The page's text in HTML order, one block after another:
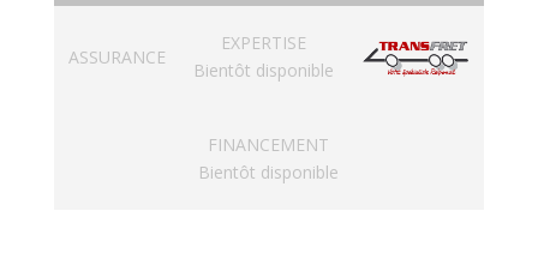
ASSURANCE
EXPERTISE
Bientôt disponible
FINANCEMENT
Bientôt disponible